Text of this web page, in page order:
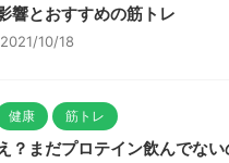
響とおすすめの筋トレ
2021/10/18
健康 筋トレ
？まだプロテイン飲んでな